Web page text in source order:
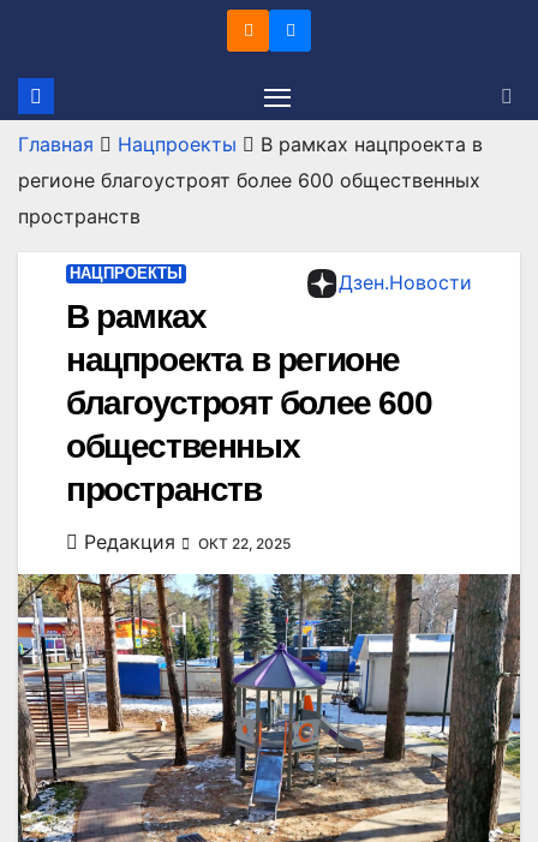
содержимому
Главная Нацпроекты
В рамках нацпроекта в
регионе благоустроят более 600 общественных
пространств
Дзен.Новости
НАЦПРОЕКТЫ
В рамках
нацпроекта в регионе
благоустроят более 600
общественных
пространств
Редакция ОКТ 22, 2025